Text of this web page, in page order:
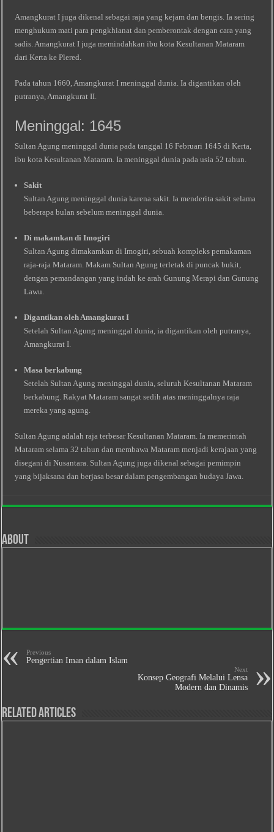
Amangkurat I juga dikenal sebagai raja yang kejam dan bengis. Ia sering
menghukum mati para pengkhianat dan pemberontak dengan cara yang
sadis. Amangkurat I juga memindahkan ibu kota Kesultanan Mataram
dari Kerta ke Plered.
Pada tahun 1660, Amangkurat I meninggal dunia. Ia digantikan oleh
putranya, Amangkurat II.
Meninggal: 1645
Sultan Agung meninggal dunia pada tanggal 16 Februari 1645 di Kerta,
ibu kota Kesultanan Mataram. Ia meninggal dunia pada usia 52 tahun.
Sakit
Sultan Agung meninggal dunia karena sakit. Ia menderita sakit selama
beberapa bulan sebelum meninggal dunia.
Di makamkan di Imogiri
Sultan Agung dimakamkan di Imogiri, sebuah kompleks pemakaman
raja-raja Mataram. Makam Sultan Agung terletak di puncak bukit,
dengan pemandangan yang indah ke arah Gunung Merapi dan Gunung
Lawu.
Digantikan oleh Amangkurat I
Setelah Sultan Agung meninggal dunia, ia digantikan oleh putranya,
Amangkurat I.
Masa berkabung
Setelah Sultan Agung meninggal dunia, seluruh Kesultanan Mataram
berkabung. Rakyat Mataram sangat sedih atas meninggalnya raja
mereka yang agung.
Sultan Agung adalah raja terbesar Kesultanan Mataram. Ia memerintah
Mataram selama 32 tahun dan membawa Mataram menjadi kerajaan yang
disegani di Nusantara. Sultan Agung juga dikenal sebagai pemimpin
yang bijaksana dan berjasa besar dalam pengembangan budaya Jawa.
About
Previous
Pengertian Iman dalam Islam
Next
Konsep Geografi Melalui Lensa
Modern dan Dinamis
Related Articles